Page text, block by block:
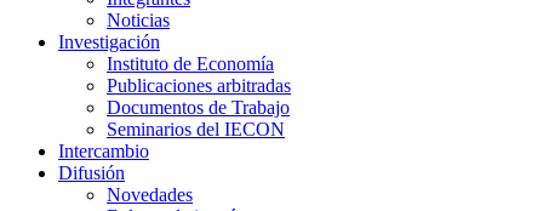
Noticias
Investigación
Instituto de Economía
Publicaciones arbitradas
Documentos de Trabajo
Seminarios del IECON
Intercambio
Difusión
Novedades